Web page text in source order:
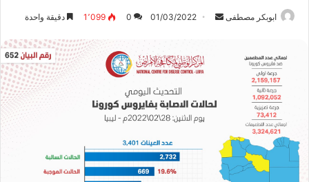
ابوبكر مصطفى
ر
01/03/2022
0 1٬099 دقيقة واحدة